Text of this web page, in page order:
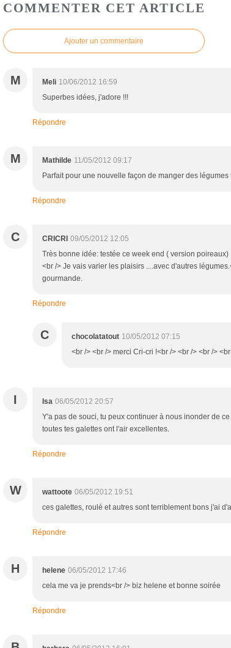
COMMENTER CET ARTICLE
Ajouter un commentaire
M Meli 10/06/2012 16:59
Superbes idées, j'adore !!!
Répondre
M Mathilde 11/05/2012 09:17
Parfait pour une nouvelle façon de manger des légumes
Répondre
C CRICRI 09/05/2012 12:05
Très bonne idée: testée ce week end ( version
<br /> Je vais varier les plaisirs ....avec d'autres
gourmande.
Répondre
C chocolatatout 10/05/2012 07:15
<br /> <br /> merci Cri-cri !<br /> <br /> <br />
I Isa 06/05/2012 20:57
Y'a pas de souci, tu peux continuer à nous inonder de
toutes tes galettes ont l'air excellentes.
Répondre
W wattoote 06/05/2012 19:51
ces galettes, roulé et autres sont terriblement bons j'ai
Répondre
H helene 06/05/2012 17:46
cela me va je prends<br /> biz helene et bonne soirée
Répondre